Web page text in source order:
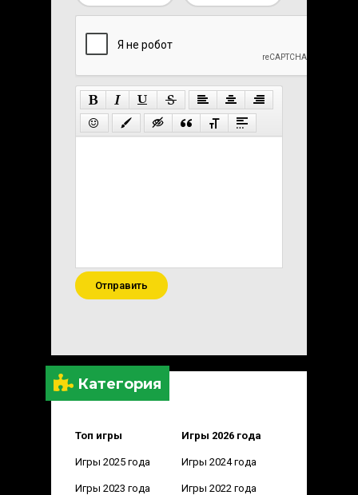
Категория
Топ игры Игры 2026 года
Игры 2025 года Игры 2024 года
Игры 2023 года Игры 2022 года
Отправить